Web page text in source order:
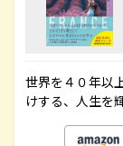
世界を４０年以
けする、人生を